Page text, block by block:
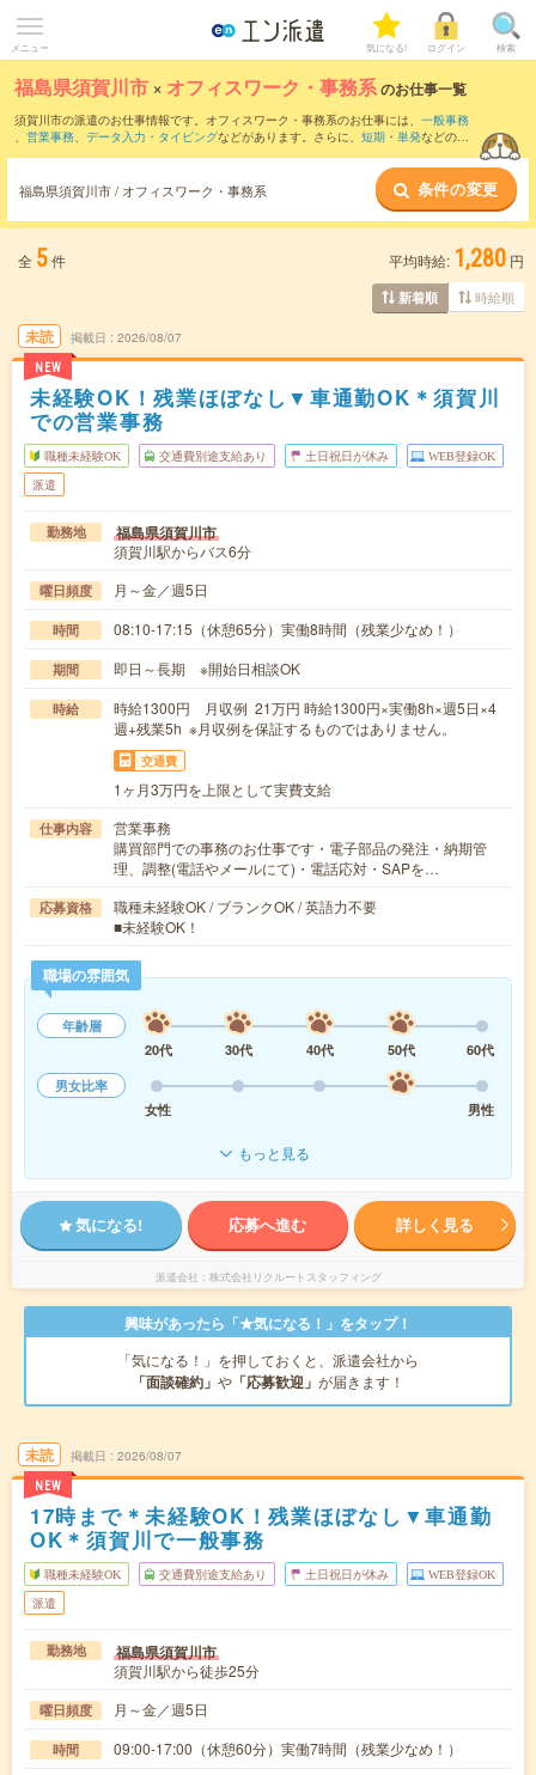
メニュー 気になる! ログイン 検索
福島県須賀川市 × オフィスワーク・事務系のお仕事一覧
須賀川市の派遣のお仕事情報です。オフィスワーク・事務系のお仕事には、 一般事務
、 営業事務、 データ入力・タイピングなどがあります。さらに、 短期 ・ 単発などの期
福島県須賀川市 / オフィスワーク・事務系 条件の変更
全 5件 平均時給: 1,280 円
新着順 時給順
未読
NEW
掲載日 2026/08/07
未経験OK！残業ほぼなし▼車通勤OK＊須賀川
での営業事務
職種未経験OK 交通費別途支給あり 土日祝日が休み WEB登録OK
派遣
勤務地 福島県須賀川市
須賀川駅からバス6分
曜日頻度 月～金／週5日
時間 08:10-17:15（休憩65分）実働8時間（残業少なめ！）
期間 即日～長期 ※開始日相談OK
時給
時給1300円 月収例 21万円 時給1300円×実働8h×週5日×4
週+残業5h ※月収例を保証するものではありません。
交通費
1ヶ月3万円を上限として実費支給
仕事内容
営業事務
購買部門での事務のお仕事です・電子部品の発注・納期管
理、調整(電話やメールにて)・電話応対・SAPを…
応募資格
職種未経験OK / ブランクOK / 英語力不要
■未経験OK！
職場の雰囲気
年齢層
20代
30代 40代 50代
60代
男女比率
女性
男性
もっと見る
気になる! 応募へ進む 詳しく見る
派遣会社 株式会社リクルートスタッフィング
興味があったら「★気になる！」をタップ！
「気になる！」を押しておくと、派遣会社から
「面談確約」 や 「応募歓迎」 が届きます！
未読
NEW
掲載日 2026/08/07
17時まで＊未経験OK！残業ほぼなし▼車通勤
OK＊須賀川で一般事務
職種未経験OK 交通費別途支給あり 土日祝日が休み WEB登録OK
派遣
勤務地 福島県須賀川市
須賀川駅から徒歩25分
曜日頻度 月～金／週5日
時間 09:00-17:00（休憩60分）実働7時間（残業少なめ！）